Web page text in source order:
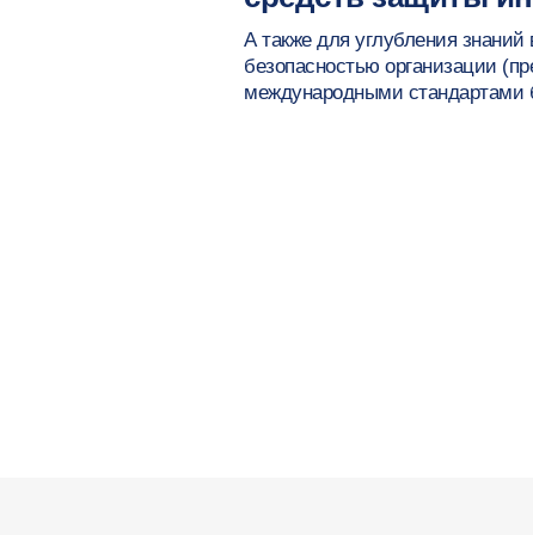
А также для углубления
безопасностью организации
международными стандартами